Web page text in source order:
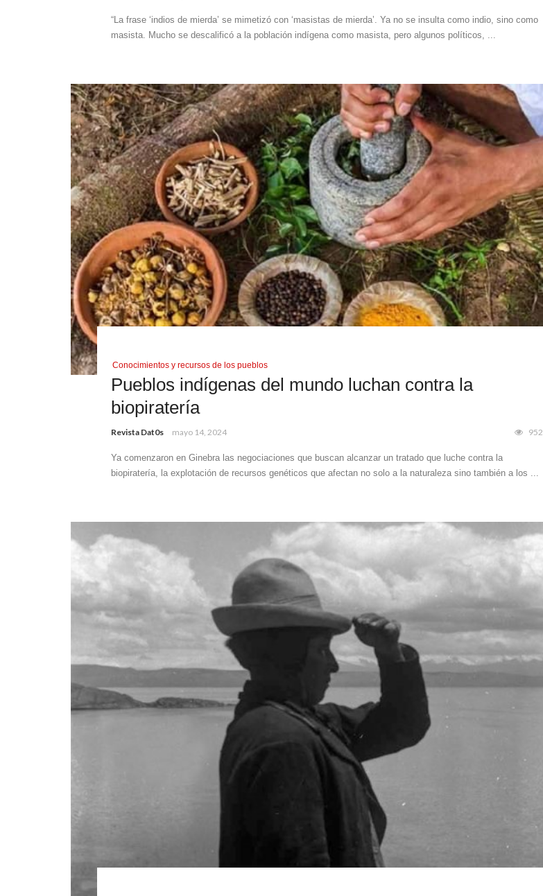
“La frase ‘indios de mierda’ se mimetizó con ‘masistas de mierda’. Ya no se insulta como indio, sino como
masista. Mucho se descalificó a la población indígena como masista, pero algunos políticos, ...
Conocimientos y recursos de los pueblos
Pueblos indígenas del mundo luchan contra la
biopiratería
Revista Dat0s mayo 14, 2024 952
Ya comenzaron en Ginebra las negociaciones que buscan alcanzar un tratado que luche contra la
biopiratería, la explotación de recursos genéticos que afectan no solo a la naturaleza sino también a los ...